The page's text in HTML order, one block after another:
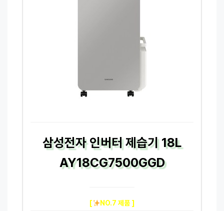
삼성전자 인버터 제습기 18L
AY18CG7500GGD
[ NO.7 제품 ]